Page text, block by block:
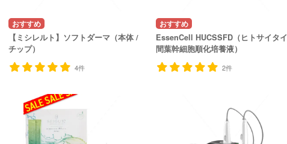
【ミシレルト】ソフトダーマ（本体 /
チップ）
4件
EssenCell HUCSSFD（ヒトサイタイ
間葉幹細胞順化培養液）
2件